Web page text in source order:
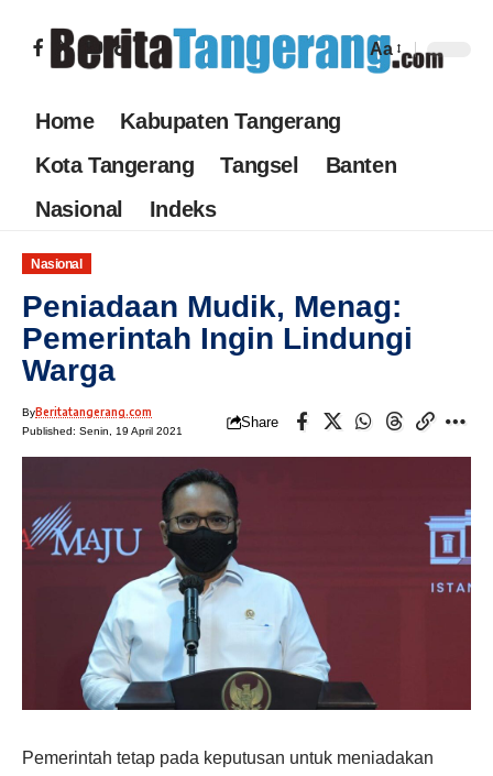
Aa
Home
Kabupaten Tangerang
Kota Tangerang
Tangsel
Banten
Nasional
Indeks
Nasional
Peniadaan Mudik, Menag:
Pemerintah Ingin Lindungi
Warga
ByBeritatangerang.com
Published: Senin, 19 April 2021
Share
Pemerintah tetap pada keputusan untuk meniadakan